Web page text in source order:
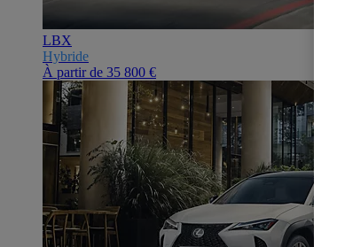
LBX
Hybride
À partir de 35 800 €